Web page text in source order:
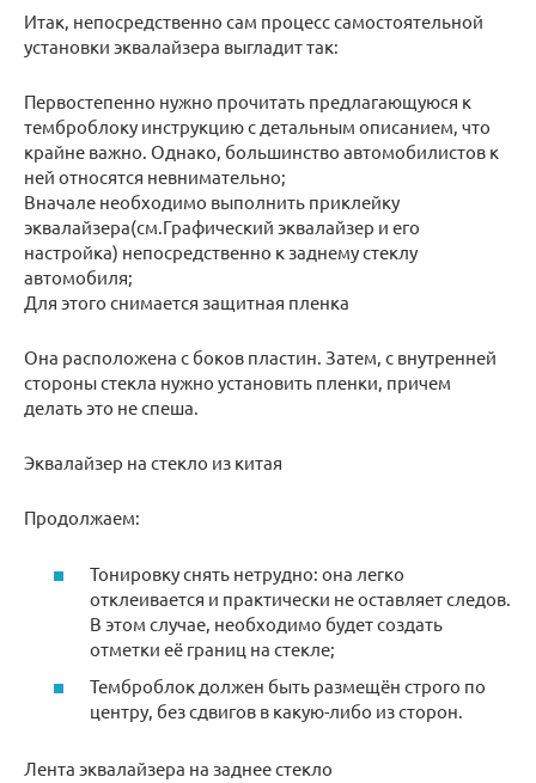
Итак, непосредственно сам процесс самостоятельной
установки эквалайзера выгладит так:
Первостепенно нужно прочитать предлагающуюся к
темброблоку инструкцию с детальным описанием, что
крайне важно. Однако, большинство автомобилистов к
ней относятся невнимательно;
Вначале необходимо выполнить приклейку
эквалайзера(см.Графический эквалайзер и его
настройка) непосредственно к заднему стеклу
автомобиля;
Для этого снимается защитная пленка
Она расположена с боков пластин. Затем, с внутренней
стороны стекла нужно установить пленки, причем
делать это не спеша.
Эквалайзер на стекло из китая
Продолжаем:
Тонировку снять нетрудно: она легко
отклеивается и практически не оставляет следов.
В этом случае, необходимо будет создать
отметки её границ на стекле;
Темброблок должен быть размещён строго по
центру, без сдвигов в какую-либо из сторон.
Лента эквалайзера на заднее стекло